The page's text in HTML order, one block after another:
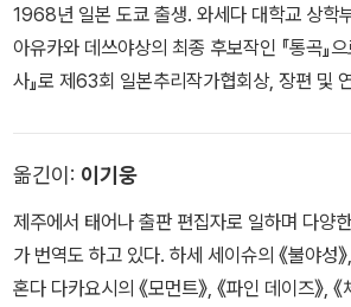
1968년 일본 도쿄 출생. 와세다 대학교 상학
아유카와 데쓰야상의 최종 후보작인 『통곡』
사』로 제63회 일본추리작가협회상, 장편 및
『간탄의 섬, 아득한 곳』 등이 있다.
옮긴이: 이기웅
제주에서 태어나 출판 편집자로 일하며 다양
가 번역도 하고 있다. 하세 세이슈의 《불야성》,
혼다 다카요시의 《모먼트》, 《파인 데이즈》,